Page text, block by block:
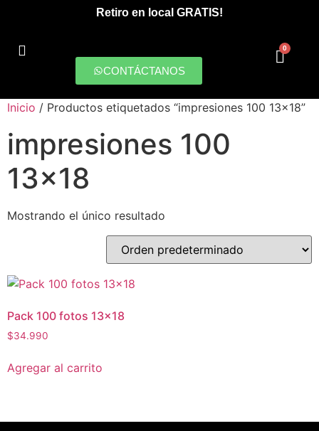
Retiro en local GRATIS!
CONTÁCTANOS
0
Inicio / Productos etiquetados “impresiones 100 13x18”
impresiones 100
13x18
Mostrando el único resultado
Pack 100 fotos 13×18
$34.990
Agregar al carrito